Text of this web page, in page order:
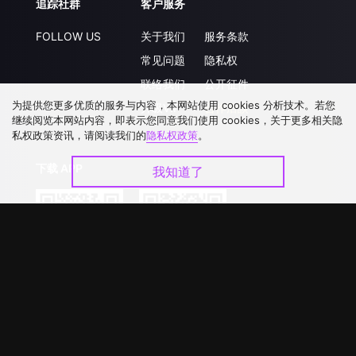
追踪社群
FOLLOW US
客户服务
关于我们
常见问题
联络我们
升级VIP
服务条款
隐私权
公开征件
合作洽談
为提供您更多优质的服务与内容，本网站使用 cookies 分析技术。若您
继续阅览本网站内容，即表示您同意我们使用 cookies，关于更多相关隐
私权政策资讯，请阅读我们的隐私权政策。
我知道了